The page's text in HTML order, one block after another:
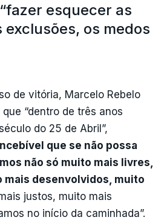
esquecer as
exclusões, os medos
de vitória, Marcelo Rebelo
“dentro de três anos
do 25 de Abril”,
que se não possa
não só muito mais livres,
mais desenvolvidos, muito
justos, muito mais
no início da caminhada”.